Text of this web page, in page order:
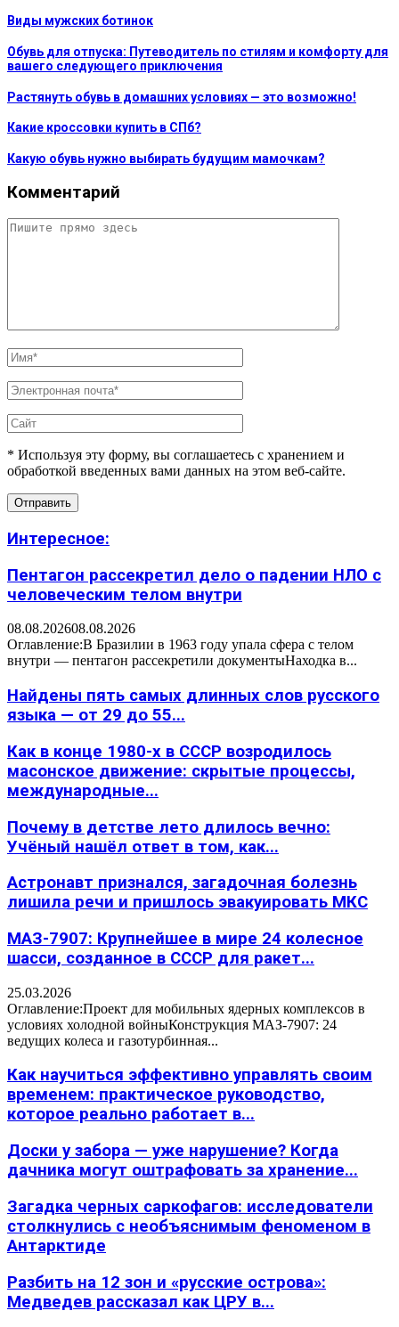
Виды мужских ботинок
Обувь для отпуска: Путеводитель по стилям и комфорту для
вашего следующего приключения
Растянуть обувь в домашних условиях — это возможно!
Какие кроссовки купить в СПб?
Какую обувь нужно выбирать будущим мамочкам?
Комментарий
* Используя эту форму, вы соглашаетесь с хранением и
обработкой введенных вами данных на этом веб-сайте.
Интересное:
Пентагон рассекретил дело о падении НЛО с
человеческим телом внутри
08.08.202608.08.2026
Оглавление:В Бразилии в 1963 году упала сфера с телом
внутри — пентагон рассекретили документыНаходка в...
Найдены пять самых длинных слов русского
языка — от 29 до 55...
Как в конце 1980-х в СССР возродилось
масонское движение: скрытые процессы,
международные...
Почему в детстве лето длилось вечно:
Учёный нашёл ответ в том, как...
Астронавт признался, загадочная болезнь
лишила речи и пришлось эвакуировать МКС
МАЗ-7907: Крупнейшее в мире 24 колесное
шасси, созданное в СССР для ракет...
25.03.2026
Оглавление:Проект для мобильных ядерных комплексов в
условиях холодной войныКонструкция МАЗ-7907: 24
ведущих колеса и газотурбинная...
Как научиться эффективно управлять своим
временем: практическое руководство,
которое реально работает в...
Доски у забора — уже нарушение? Когда
дачника могут оштрафовать за хранение...
Загадка черных саркофагов: исследователи
столкнулись с необъяснимым феноменом в
Антарктиде
Разбить на 12 зон и «русские острова»:
Медведев рассказал как ЦРУ в...